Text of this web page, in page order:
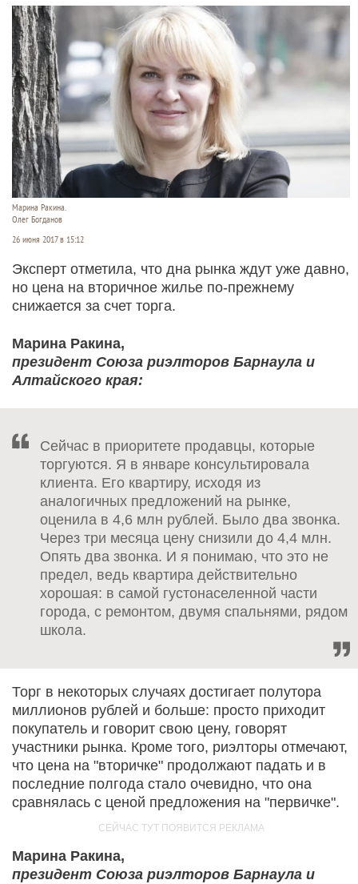
Марина Ракина.
Олег Богданов
26 июня 2017 в 15:12
Эксперт отметила, что дна рынка ждут уже давно,
но цена на вторичное жилье по-прежнему
снижается за счет торга.
Марина Ракина,
президент Союза риэлторов Барнаула и
Алтайского края:
Сейчас в приоритете продавцы, которые
торгуются. Я в январе консультировала
клиента. Его квартиру, исходя из
аналогичных предложений на рынке,
оценила в 4,6 млн рублей. Было два звонка.
Через три месяца цену снизили до 4,4 млн.
Опять два звонка. И я понимаю, что это не
предел, ведь квартира действительно
хорошая: в самой густонаселенной части
города, с ремонтом, двумя спальнями, рядом
школа.
Торг в некоторых случаях достигает полутора
миллионов рублей и больше: просто приходит
покупатель и говорит свою цену, говорят
участники рынка. Кроме того, риэлторы отмечают,
что цена на "вторичке" продолжают падать и в
последние полгода стало очевидно, что она
сравнялась с ценой предложения на "первичке".
Марина Ракина,
президент Союза риэлторов Барнаула и